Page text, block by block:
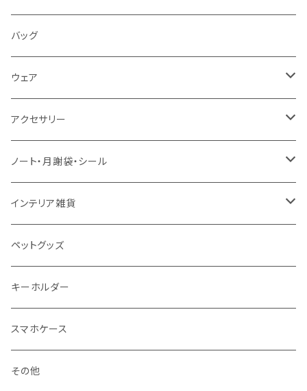
オーダー（A3・B3・A2・40×50・B2・50×70）
30＊40 / B3
40＊50 / A2
ベビー食器
お食事スタイ・ビブ
おもちゃ・木製
カー用品
バッグ・エコバッグ
バッグ
ウェア
エプロン
アクセサリー
ピンバッジ
ネックレス
ジュエリーポーチ
ノート・月謝袋・シール
ノート
シール・ステッカー
月謝袋・封筒
インテリア雑貨
ドアステッカー
しおり
クリスマス雑貨
ペットグッズ
キーホルダー
スマホケース
その他